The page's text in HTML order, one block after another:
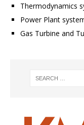
Thermodynamics
Power Plant
Gas Turbine and